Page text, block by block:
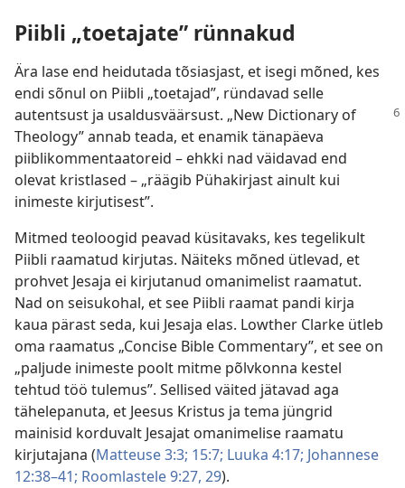
Piibli „toetajate” rünnakud
Ära lase end heidutada tõsiasjast, et isegi mõned, kes
endi sõnul on Piibli „toetajad”, ründavad selle
autentsust ja usaldusväärsust. „New Dictionary of
Theology” annab teada, et enamik tänapäeva
piiblikommentaatoreid – ehkki nad väidavad end
olevat kristlased – „räägib Pühakirjast ainult kui
inimeste kirjutisest”.
Mitmed teoloogid peavad küsitavaks, kes tegelikult
Piibli raamatud kirjutas. Näiteks mõned ütlevad, et
prohvet Jesaja ei kirjutanud omanimelist raamatut.
Nad on seisukohal, et see Piibli raamat pandi kirja
kaua pärast seda, kui Jesaja elas. Lowther Clarke ütleb
oma raamatus „Concise Bible Commentary”, et see on
„paljude inimeste poolt mitme põlvkonna kestel
tehtud töö tulemus”. Sellised väited jätavad aga
tähelepanuta, et Jeesus Kristus ja tema jüngrid
mainisid korduvalt Jesajat omanimelise raamatu
kirjutajana (Matteuse 3:3; 15:7; Luuka 4:17; Johannese
12:38–41; Roomlastele 9:27, 29).